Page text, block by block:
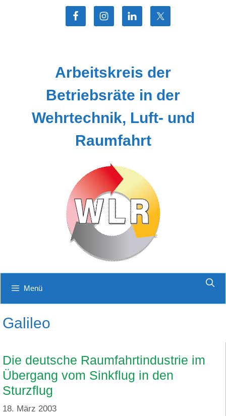
Arbeitskreis der
Betriebsräte in der
Wehrtechnik, Luft- und
Raumfahrt
Menü
Galileo
Die deutsche Raumfahrtindustrie im
Übergang vom Sinkflug in den
Sturzflug
18. März 2003